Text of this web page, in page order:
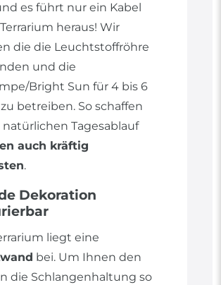
es führt nur ein Kabel
heraus! Wir
die die Leuchtstoffröhre
und die
Bright Sun für 4 bis 6
betreiben. So schaffen
natürlichen Tagesablauf
auch kräftig
.
Dekoration
liegt eine
bei. Um Ihnen den
die Schlangenhaltung so